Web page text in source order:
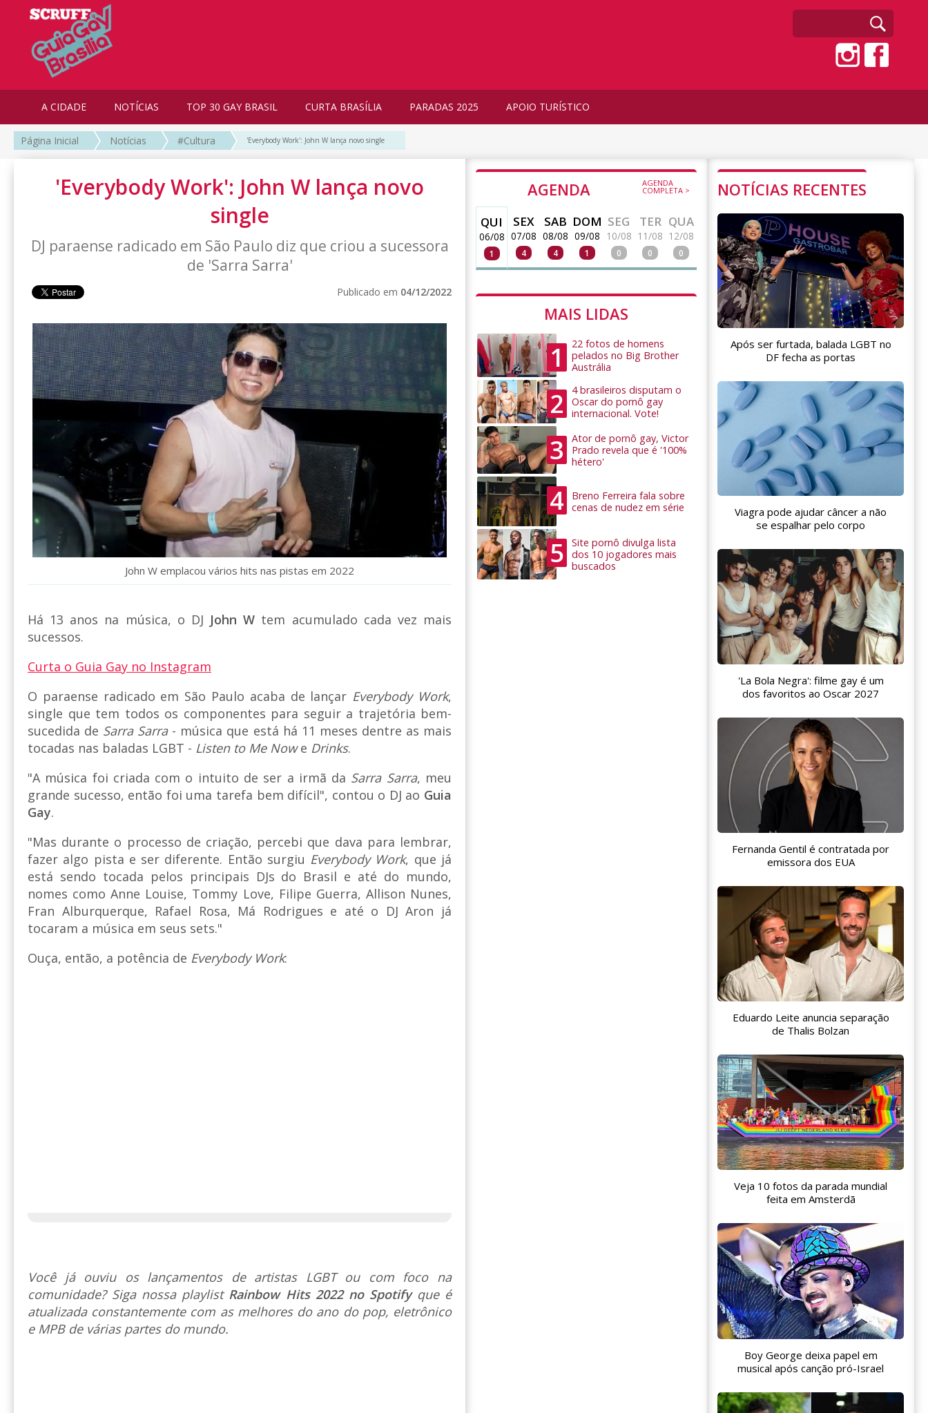
A CIDADE NOTÍCIAS TOP 30 GAY BRASIL CURTA BRASÍLIA PARADAS 2025 APOIO TURÍSTICO
Página Inicial Notícias #Cultura 'Everybody Work': John W lança novo single
'Everybody Work': John W lança novo
single
DJ paraense radicado em São Paulo diz que criou a sucessora
de 'Sarra Sarra'
Publicado em 04/12/2022
John W emplacou vários hits nas pistas em 2022
Há 13 anos na música, o DJ John W tem acumulado cada vez mais
sucessos.
Curta o Guia Gay no Instagram
O paraense radicado em São Paulo acaba de lançar Everybody Work,
single que tem todos os componentes para seguir a trajetória bem-
sucedida de Sarra Sarra- música que está há 11 meses dentre as mais
tocadas nas baladas LGBT - Listen to Me Nowe Drinks.
"A música foi criada com o intuito de ser a irmã da Sarra Sarra, meu
grande sucesso, então foi uma tarefa bem difícil", contou o DJ ao Guia
Gay.
"Mas durante o processo de criação, percebi que dava para lembrar,
fazer algo pista e ser diferente. Então surgiu Everybody Work, que já
está sendo tocada pelos principais DJs do Brasil e até do mundo,
nomes como Anne Louise, Tommy Love, Filipe Guerra, Allison Nunes,
Fran Alburquerque, Rafael Rosa, Má Rodrigues e até o DJ Aron já
tocaram a música em seus sets."
Ouça, então, a potência de Everybody Work:
Você já ouviu os lançamentos de artistas LGBT ou com foco na
comunidade? Siga nossa playlist Rainbow Hits 2022 no Spotify que é
atualizada constantemente com as melhores do ano do pop, eletrônico
e MPB de várias partes do mundo.
AGENDA AGENDA
COMPLETA >
QUI
06/08
1
SEX
07/08
4
SAB
08/08
4
DOM
09/08
1
SEG
10/08
0
TER
11/08
0
QUA
12/08
0
MAIS LIDAS
1
22 fotos de homens
pelados no Big Brother
Austrália
2
4 brasileiros disputam o
Oscar do pornô gay
internacional. Vote!
3
Ator de pornô gay, Victor
Prado revela que é '100%
hétero'
4
Breno Ferreira fala sobre
cenas de nudez em série
5
Site pornô divulga lista
dos 10 jogadores mais
buscados
NOTÍCIAS RECENTES
Após ser furtada, balada LGBT no
DF fecha as portas
Viagra pode ajudar câncer a não
se espalhar pelo corpo
'La Bola Negra': filme gay é um
dos favoritos ao Oscar 2027
Fernanda Gentil é contratada por
emissora dos EUA
Eduardo Leite anuncia separação
de Thalis Bolzan
Veja 10 fotos da parada mundial
feita em Amsterdã
Boy George deixa papel em
musical após canção pró-Israel